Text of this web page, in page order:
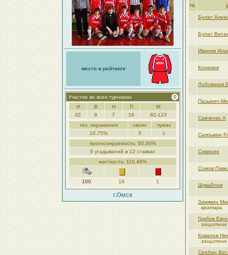
место в рейтинге
Участие во всех турнирах
И
В Н П
М
32
9 7 16
82-123
тех. поражения
своих
чужих
18.75%
5
1
прогнозируемость: 50.00%
6 угадываний в 12 ставках
жесткость: 110.46%
100 16 1
г.Омск
№
Булат
Булат
Иванов
Конюков
Лобовиков
Пазынич
Савченко А
Сапрыкин
Сивирин
Сомов
Шувайлов
Замякин
вратарь
Грибов
защитник
Ковалев
защитник
Сербин